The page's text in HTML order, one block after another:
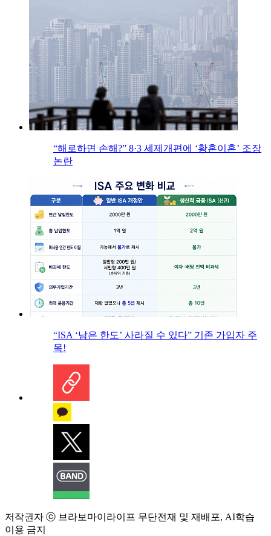
“해로하면 손해?” 8·3 세제개편에 ‘황혼이혼’ 조장
논란
“ISA ‘남은 한도’ 사라질 수 있다” 기존 가입자 주
목!
저작권자 ⓒ 브라보마이라이프 무단전재 및 재배포, AI학습
이용 금지